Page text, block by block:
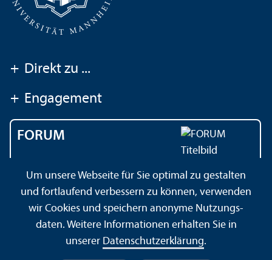
+ Direkt zu ...
+ Engagement
FORUM
Universität Mannheim
Impressum Datenschutz­erklärung Sitemap
Um unsere Webseite für Sie optimal zu gestalten
und fortlaufend verbessern zu können, verwenden
wir Cookies und speichern anonyme Nutzungs­
daten. Weitere Informationen erhalten Sie in
unserer Datenschutz­erklärung.